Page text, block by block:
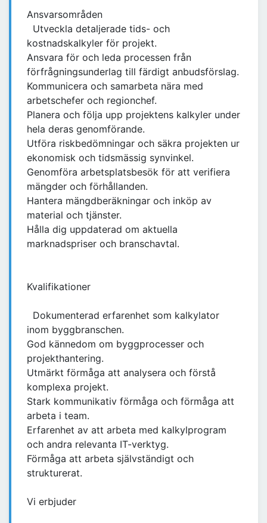
Ansvarsområden
Utveckla detaljerade tids- och
kostnadskalkyler för projekt.
Ansvara för och leda processen från
förfrågningsunderlag till färdigt anbudsförslag.
Kommunicera och samarbeta nära med
arbetschefer och regionchef.
Planera och följa upp projektens kalkyler under
hela deras genomförande.
Utföra riskbedömningar och säkra projekten ur
ekonomisk och tidsmässig synvinkel.
Genomföra arbetsplatsbesök för att verifiera
mängder och förhållanden.
Hantera mängdberäkningar och inköp av
material och tjänster.
Hålla dig uppdaterad om aktuella
marknadspriser och branschavtal.
Kvalifikationer
Dokumenterad erfarenhet som kalkylator
inom byggbranschen.
God kännedom om byggprocesser och
projekthantering.
Utmärkt förmåga att analysera och förstå
komplexa projekt.
Stark kommunikativ förmåga och förmåga att
arbeta i team.
Erfarenhet av att arbeta med kalkylprogram
och andra relevanta IT-verktyg.
Förmåga att arbeta självständigt och
strukturerat.
Vi erbjuder